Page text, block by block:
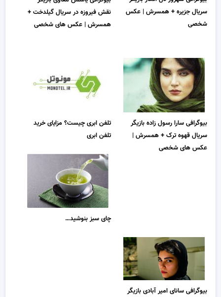
سریال جزیره + همسرش | عکس
شخصی
نقش فیروزه در سریال گیلدخت +
همسرش | عکس های شخصی
بیوگرافی سارا رسول زاده بازیگر
سریال قهوه ترک + همسرش |
عکس های شخصی
تلفن ابری چیست؟ مزایای خرید
تلفن ابری
چای سبز بنوشید…
بیوگرافی سانای امیر آبادی بازیگر